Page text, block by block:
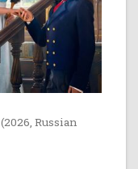
(2026, Russian